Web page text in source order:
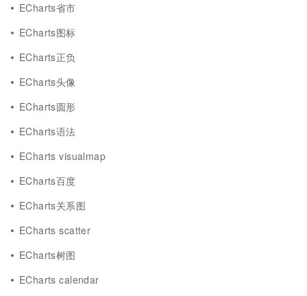
ECharts省市
ECharts图标
ECharts正负
ECharts头像
ECharts圆形
ECharts语法
ECharts visualmap
ECharts百度
ECharts关系图
ECharts scatter
ECharts树图
ECharts calendar